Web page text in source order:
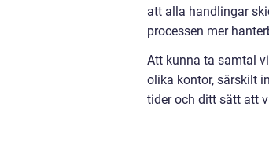
att alla handlingar
processen mer
Att kunna ta samtal
olika kontor, särskilt
tider och ditt sätt att